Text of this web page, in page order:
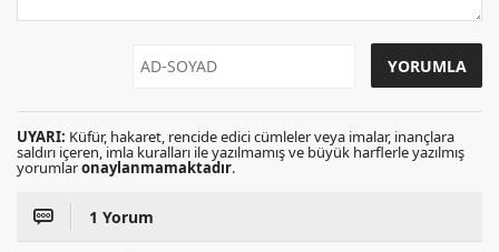
UYARI: Küfür, hakaret, rencide edici cümleler veya imalar, inançlara
saldırı içeren, imla kuralları ile yazılmamış ve büyük harflerle yazılmış
yorumlaronaylanmamaktadır.
1 Yorum